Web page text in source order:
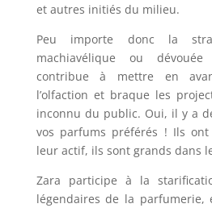
et autres initiés du milieu.
Peu importe donc la
machiavélique ou
contribue à mettre en
l’olfaction et braque les
inconnu du public. Oui, il y a
vos parfums préférés ! Ils ont
leur actif, ils sont grands dans
Zara participe à la
légendaires de la